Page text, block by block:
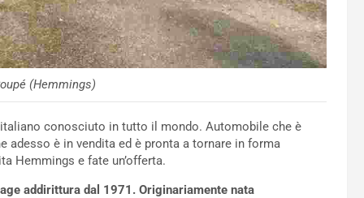
(Hemmings)
conosciuto in tutto il mondo. Automobile che è
adesso è in vendita ed è pronta a tornare in forma
Hemmings e fate un’offerta.
addirittura dal 1971. Originariamente nata